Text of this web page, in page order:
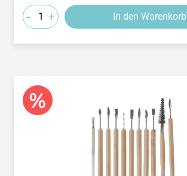
- + In den Warenkorb